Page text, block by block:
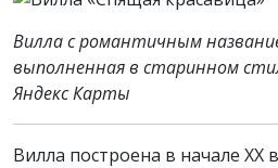
Вилла с романтичным
выполненная в старинном
Яндекс Карты
Вилла построена в начале XX